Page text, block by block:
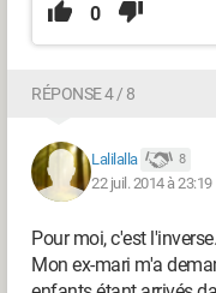
0
RÉPONSE 4 / 8
Lalilalla 8
22 juil. 2014 à 23:19
Pour moi, c'est l'inverse.
Mon ex-mari m'a